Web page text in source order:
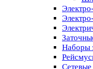
Наборы